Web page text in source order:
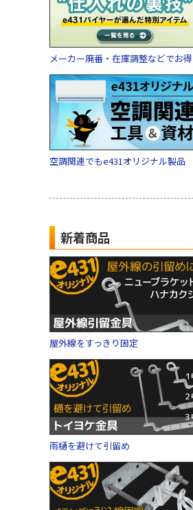
メーカー廃番・在庫調整などでお得
空調関連でもe431オリジナル製品
新着商品
屋外線をすっきり固定
雨樋を避けて引留め